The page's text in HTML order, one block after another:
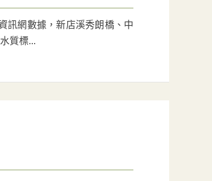
訊網數據，新店溪秀朗橋、中
質標...